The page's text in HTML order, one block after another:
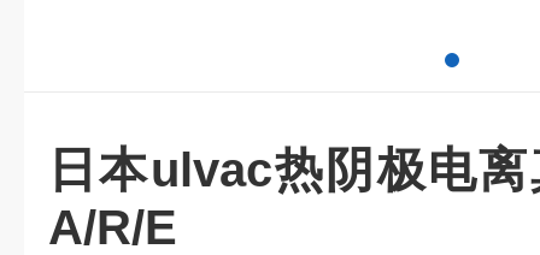
日本ulvac热阴极电
A/R/E